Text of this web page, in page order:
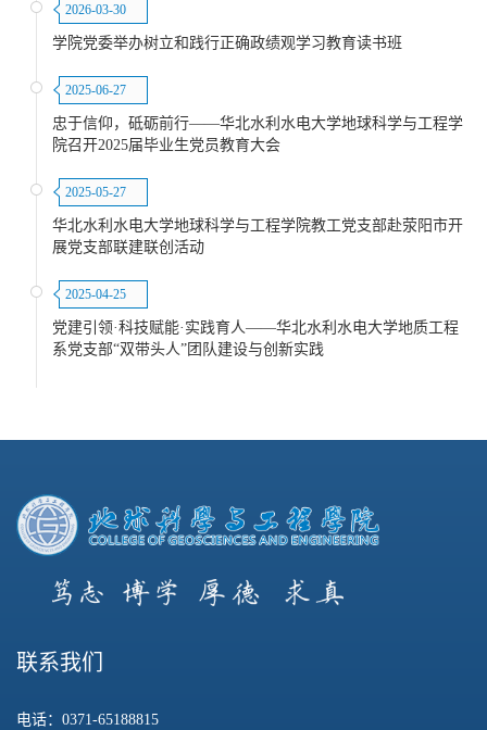
2026-03-30
学院党委举办树立和践行正确政绩观学习教育读书班
2025-06-27
忠于信仰，砥砺前行——华北水利水电大学地球科学与工程学
院召开2025届毕业生党员教育大会
2025-05-27
华北水利水电大学地球科学与工程学院教工党支部赴荥阳市开
展党支部联建联创活动
2025-04-25
党建引领·科技赋能·实践育人——华北水利水电大学地质工程
系党支部“双带头人”团队建设与创新实践
联系我们
电话：0371-65188815